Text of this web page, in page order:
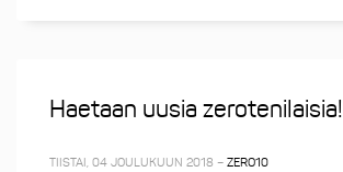
Haetaan uusia zerotenilaisia!
TIISTAI, 04 JOULUKUUN 2018 – ZERO10